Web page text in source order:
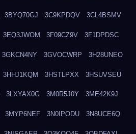
3BYQ70GJ 3C9KPDQV 3CL4BSMV
3EQ3JWOM 3F09CZ9V 3F1DPDSC
3GKCN4NY 3GVOCWRP 3H28UNEO
3HHJ1KQM 3HSTLPXX 3HSUVSEU
3LXYAX0G 3M0R5J0Y 3ME42K9J
3MYP6NEF 3N0IPODU 3N8UCE6Q